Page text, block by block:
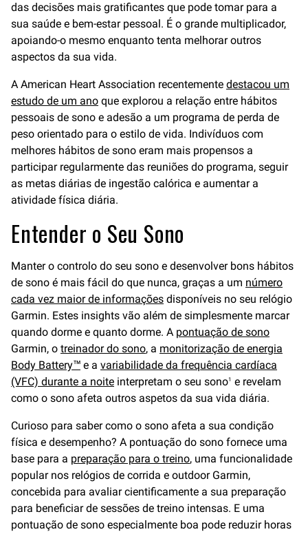
das decisões mais gratificantes que pode tomar para a
sua saúde e bem-estar pessoal. É o grande multiplicador,
apoiando-o mesmo enquanto tenta melhorar outros
aspectos da sua vida.
A American Heart Association recentemente destacou um
estudo de um ano que explorou a relação entre hábitos
pessoais de sono e adesão a um programa de perda de
peso orientado para o estilo de vida. Indivíduos com
melhores hábitos de sono eram mais propensos a
participar regularmente das reuniões do programa, seguir
as metas diárias de ingestão calórica e aumentar a
atividade física diária.
Entender o Seu Sono
Manter o controlo do seu sono e desenvolver bons hábitos
de sono é mais fácil do que nunca, graças a um número
cada vez maior de informações disponíveis no seu relógio
Garmin. Estes insights vão além de simplesmente marcar
quando dorme e quanto dorme. A pontuação de sono
Garmin, o treinador do sono, a monitorização de energia
Body Battery™ e a variabilidade da frequência cardíaca
(VFC) durante a noite interpretam o seu sono1 e revelam
como o sono afeta outros aspetos da sua vida diária.
Curioso para saber como o sono afeta a sua condição
física e desempenho? A pontuação do sono fornece uma
base para a preparação para o treino, uma funcionalidade
popular nos relógios de corrida e outdoor Garmin,
concebida para avaliar cientificamente a sua preparação
para beneficiar de sessões de treino intensas. E uma
pontuação de sono especialmente boa pode reduzir horas